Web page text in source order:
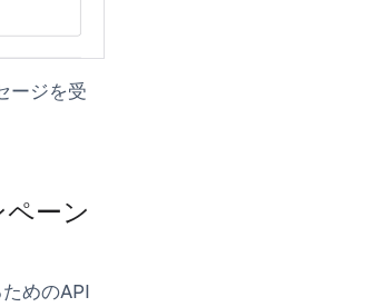
ージを受
ーン
めのAPI